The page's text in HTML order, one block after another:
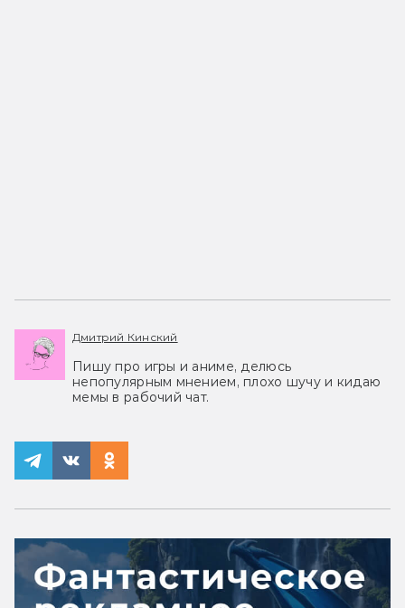
Дмитрий Кинский
Пишу про игры и аниме, делюсь
непопулярным мнением, плохо шучу и кидаю
мемы в рабочий чат.